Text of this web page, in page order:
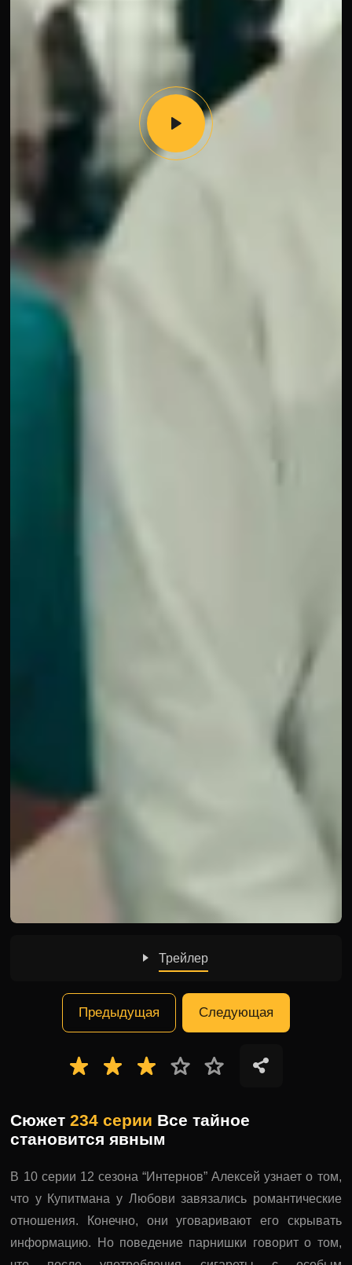
Трейлер
Предыдущая Следующая
Сюжет 234 серии Все тайное
становится явным
В 10 серии 12 сезона “Интернов” Алексей узнает о том,
что у Купитмана у Любови завязались романтические
отношения. Конечно, они уговаривают его скрывать
информацию. Но поведение парнишки говорит о том,